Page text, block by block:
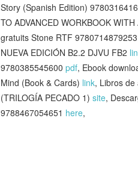
Story (Spanish Edition)
TO ADVANCED WORKBOOK WITH
gratuits Stone RTF
NUEVA EDICIÓN B2.2 DJVU FB2
9780385545600 pdf, Ebook
Mind (Book & Cards) link, Libros de
(TRILOGÍA PECADO 1) site,
9788467054651 here,